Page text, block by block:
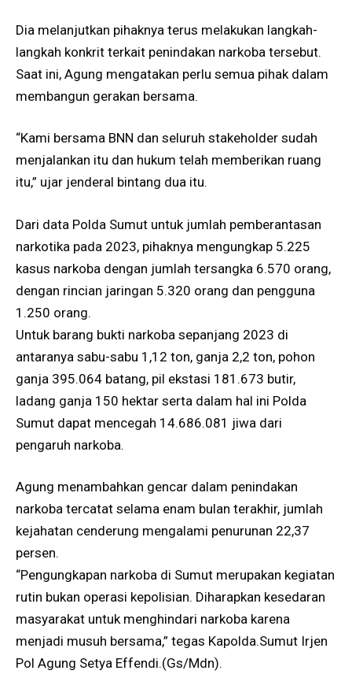
Dia melanjutkan pihaknya terus melakukan langkah-
langkah konkrit terkait penindakan narkoba tersebut.
Saat ini, Agung mengatakan perlu semua pihak dalam
membangun gerakan bersama.
“Kami bersama BNN dan seluruh stakeholder sudah
menjalankan itu dan hukum telah memberikan ruang
itu,” ujar jenderal bintang dua itu.
Dari data Polda Sumut untuk jumlah pemberantasan
narkotika pada 2023, pihaknya mengungkap 5.225
kasus narkoba dengan jumlah tersangka 6.570 orang,
dengan rincian jaringan 5.320 orang dan pengguna
1.250 orang.
Untuk barang bukti narkoba sepanjang 2023 di
antaranya sabu-sabu 1,12 ton, ganja 2,2 ton, pohon
ganja 395.064 batang, pil ekstasi 181.673 butir,
ladang ganja 150 hektar serta dalam hal ini Polda
Sumut dapat mencegah 14.686.081 jiwa dari
pengaruh narkoba.
Agung menambahkan gencar dalam penindakan
narkoba tercatat selama enam bulan terakhir, jumlah
kejahatan cenderung mengalami penurunan 22,37
persen.
“Pengungkapan narkoba di Sumut merupakan kegiatan
rutin bukan operasi kepolisian. Diharapkan kesedaran
masyarakat untuk menghindari narkoba karena
menjadi musuh bersama,” tegas Kapolda.Sumut Irjen
Pol Agung Setya Effendi.(Gs/Mdn).